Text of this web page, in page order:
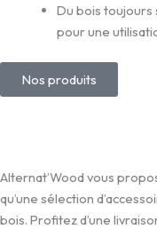
Du bois
pour une
Nos produits
Alternat’Wood vous
qu’une sélection
bois. Profitez d’une